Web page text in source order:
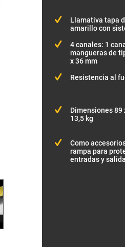
Llamativa tapa
amarillo con
4 canales: 1
mangueras de
x 36 mm
Resistencia al
Dimensiones 89
13,5 kg
Como
rampa para
entradas y